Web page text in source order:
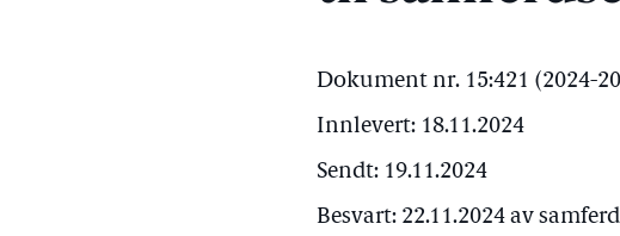
Dokument nr. 15:421 (2024-
Innlevert: 18.11.2024
Sendt: 19.11.2024
Besvart: 22.11.2024 av